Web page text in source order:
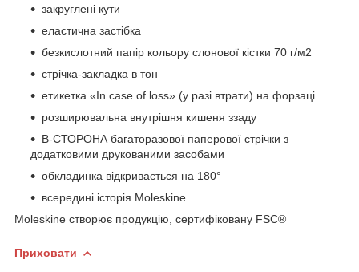
закруглені кути
еластична застібка
безкислотний папір кольору слонової кістки 70 г/м2
стрічка-закладка в тон
етикетка «In case of loss» (у разі втрати) на форзаці
розширювальна внутрішня кишеня ззаду
В-СТОРОНА багаторазової паперової стрічки з
додатковими друкованими засобами
обкладинка відкривається на 180°
всередині історія Moleskine
Moleskine створює продукцію, сертифіковану FSC®
Приховати